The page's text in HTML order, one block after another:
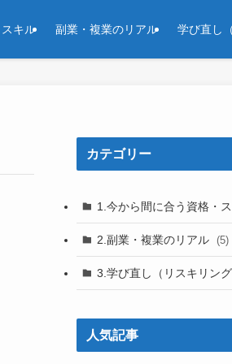
キル 副業・複業のリアル 学び直し
カテゴリー
1.今から間に合う資格・
2.副業・複業のリアル (5)
3.学び直し（リスキリング
人気記事